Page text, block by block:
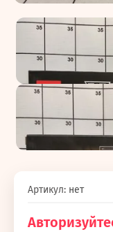
Артикул: нет